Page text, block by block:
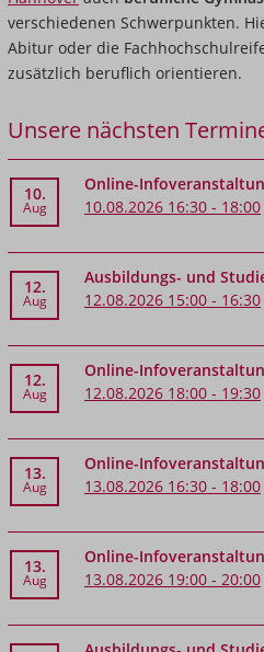
verschiedenen Schwerpunkten.
Abitur oder die
zusätzlich beruflich orientieren.
Unsere nächsten
10.
Aug
Online-
10.08.2026 16:30 - 18:00
12.
Aug
Ausbildungs- und
12.08.2026 15:00 - 16:30
12.
Aug
Online-
12.08.2026 18:00 - 19:30
13.
Aug
Online-
13.08.2026 16:30 - 18:00
13.
Aug
Online-
13.08.2026 19:00 - 20:00